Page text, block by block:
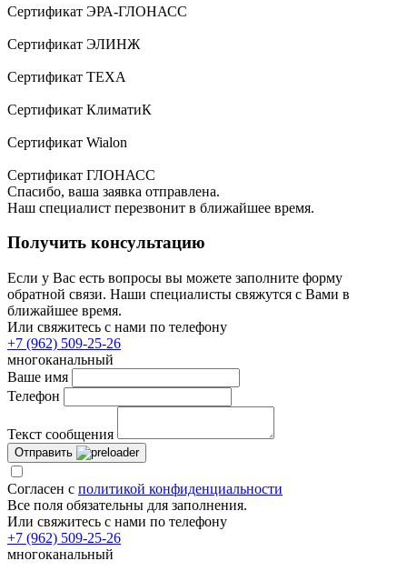
Сертификат ЭРА-ГЛОНАСС
Сертификат ЭЛИНЖ
Сертификат TEXA
Сертификат КлиматиК
Сертификат Wialon
Сертификат ГЛОНАСС
Спасибо, ваша заявка отправлена.
Наш специалист перезвонит в ближайшее время.
Получить консультацию
Если у Вас есть вопросы вы можете заполните форму
обратной связи. Наши специалисты свяжутся с Вами в
ближайшее время.
Или свяжитесь с нами по телефону
+7 (962) 509-25-26
многоканальный
Ваше имя
Телефон
Текст сообщения
Отправить
Согласен с политикой конфиденциальности
Все поля обязательны для заполнения.
Или свяжитесь с нами по телефону
+7 (962) 509-25-26
многоканальный